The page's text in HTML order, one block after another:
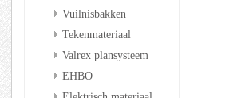
Vuilnisbakken
Tekenmateriaal
Valrex plansysteem
EHBO